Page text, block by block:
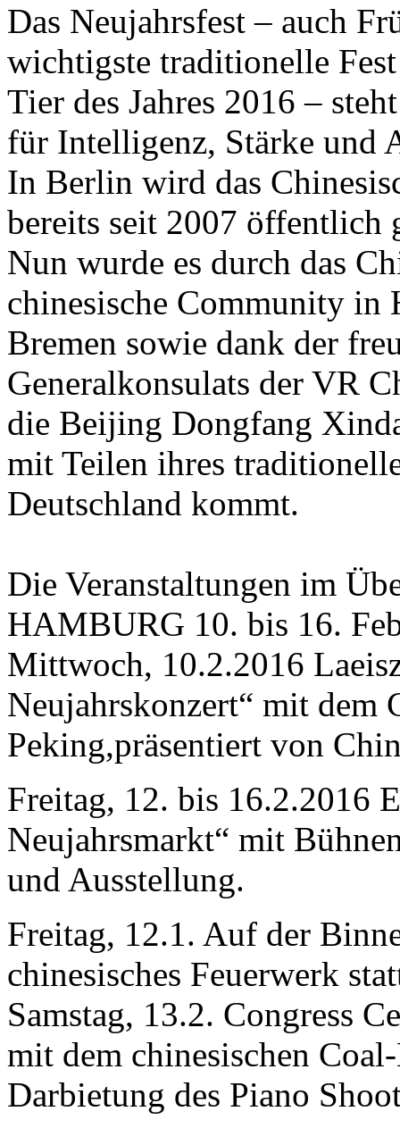
Das Neujahrsfest – auch
wichtigste traditionelle
Tier des Jahres 2016 –
für Intelligenz, Stärke und
In Berlin wird das
bereits seit 2007 öffentlich
Nun wurde es durch das
chinesische Community in
Bremen sowie dank der
Generalkonsulats der VR
die Beijing Dongfang
mit Teilen ihres
Deutschland kommt.
Die Veranstaltungen im
HAMBURG 10. bis 16.
Mittwoch, 10.2.2016
Neujahrskonzert“ mit dem
Peking,präsentiert von
Freitag, 12. bis 16.2.2016
Neujahrsmarkt“ mit
und Ausstellung.
Freitag, 12.1. Auf der
chinesisches Feuerwerk
Samstag, 13.2. Congress
mit dem chinesischen
Darbietung des Piano